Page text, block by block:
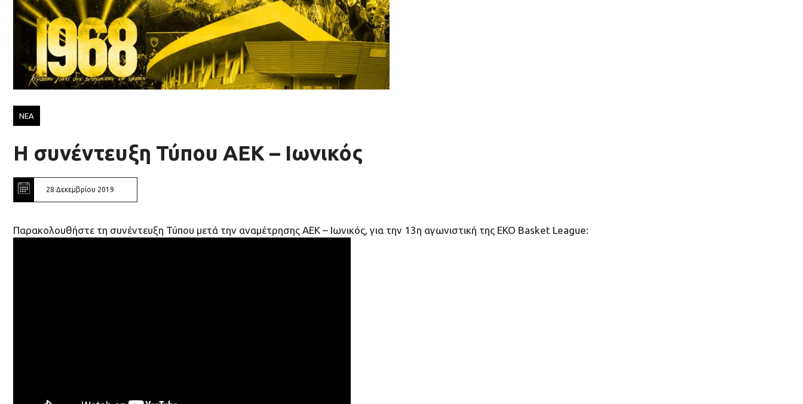
ΝΕΑ
H συνέντευξη Τύπου ΑΕΚ – Ιωνικός
28 Δεκεμβρίου 2019
Παρακολουθήστε τη συνέντευξη Τύπου μετά την αναμέτρησης ΑΕΚ – Ιωνικός, για την 13η αγωνιστική της ΕΚΟ Basket League: